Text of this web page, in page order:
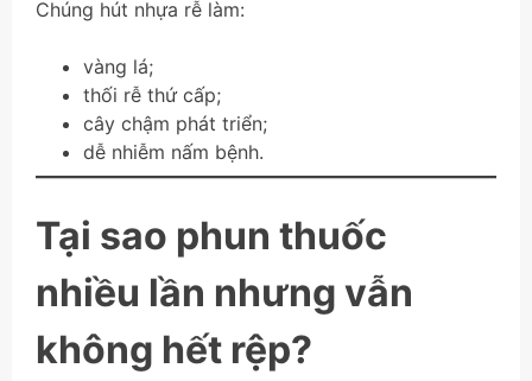
Chúng hút nhựa rễ làm:
vàng lá;
thối rễ thứ cấp;
cây chậm phát triển;
dễ nhiễm nấm bệnh.
Tại sao phun thuốc
nhiều lần nhưng vẫn
không hết rệp?